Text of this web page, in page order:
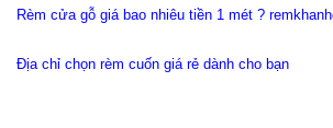
Rèm cửa gỗ giá bao nhiêu tiền 1 mét ?
Địa chỉ chọn rèm cuốn giá rẻ dành cho bạn